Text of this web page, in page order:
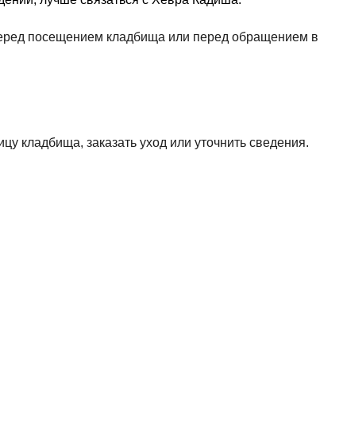
посещением кладбища или перед обращением в
кладбища, заказать уход или уточнить сведения.